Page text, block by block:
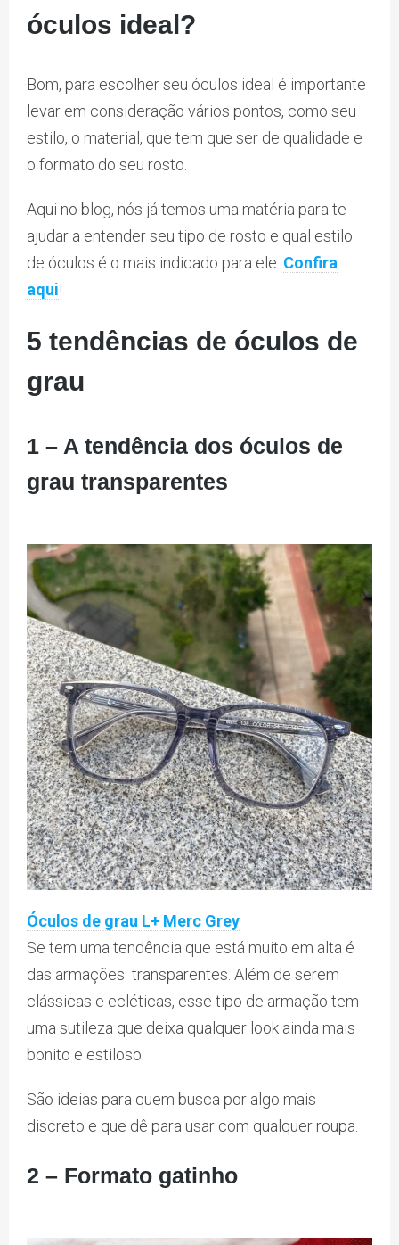
óculos ideal?
Bom, para escolher seu óculos ideal é importante
levar em consideração vários pontos, como seu
estilo, o material, que tem que ser de qualidade e
o formato do seu rosto.
Aqui no blog, nós já temos uma matéria para te
ajudar a entender seu tipo de rosto e qual estilo
de óculos é o mais indicado para ele. Confira
aqui!
5 tendências de óculos de
grau
1 – A tendência dos óculos de
grau transparentes
Óculos de grau L+ Merc Grey
Se tem uma tendência que está muito em alta é
das armações transparentes. Além de serem
clássicas e ecléticas, esse tipo de armação tem
uma sutileza que deixa qualquer look ainda mais
bonito e estiloso.
São ideias para quem busca por algo mais
discreto e que dê para usar com qualquer roupa.
2 – Formato gatinho